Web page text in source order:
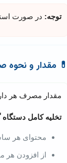
توجه: در صورت
💊 مقدار و نحوه
مقدار مصرف هر
تخلیه کامل دستگاه
محتوای هر
از افزودن هر